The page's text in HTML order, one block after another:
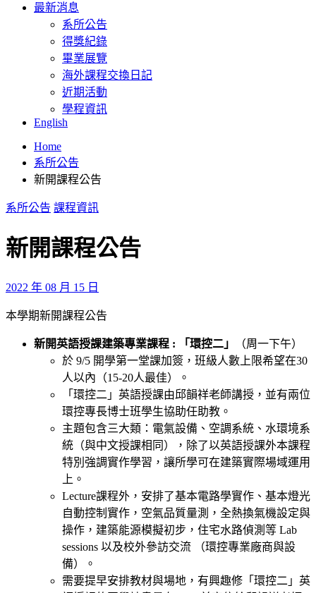
最新消息
系所公告
得獎紀錄
畢業展覽
海外課程交換日記
近期活動
學程資訊
English
Home
系所公告
新開課程公告
系所公告 課程資訊
新開課程公告
2022 年 08 月 15 日
本學期新開課程公告
新開英語授課建築專業課程 : 「環控二」
（周一下午）
於 9/5 開學第一堂課加簽，班級人數上限希望在30
人以內（15-20人最佳）。
「環控二」英語授課由邱韻祥老師講授，並有兩位
環控專長博士班學生協助任助教。
主題包含三大類：電氣設備、空調系統、水環境系
統（與中文授課相同），除了以英語授課外本課程
特別強調實作學習，讓所學可在建築實際場域運用
上。
Lecture課程外，安排了基本電路學實作、基本燈光
自動控制實作，空氣品質量測，全熱換氣機設定與
操作，建築能源模擬初步，住宅水路偵測等 Lab
sessions 以及校外參訪交流 （環控專業廠商與設
備）。
需要提早安排教材與場地，有興趣修「環控二」英